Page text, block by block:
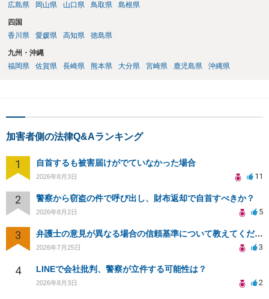
広島県
岡山県 山口県 鳥取県 島根県
四国
香川県
愛媛県 高知県 徳島県
九州・沖縄
福岡県
佐賀県 長崎県 熊本県 大分県 宮崎県 鹿児島県 沖縄県
加害者側の法律Q&Aランキング
1 自首するも被害届けがでていなかった場合
2026年8月3日 11
2 警察から窃盗の件で呼び出し、財布返却で自首すべきか？
2026年8月2日 5
3 弁護士の意見が異なる場合の信頼基準について教えてください
2026年7月25日 3
4 LINEで会社批判、警察が立件する可能性は？
2026年8月3日 2